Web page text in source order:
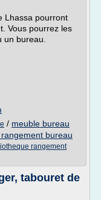
Lhassa pourront
Vous pourrez les
bureau.
/ meuble bureau
bureau
rangement
tabouret de